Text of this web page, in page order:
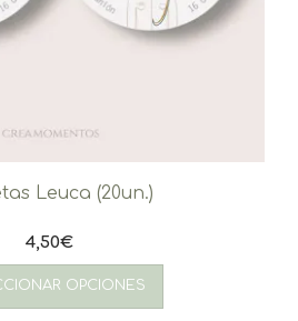
Leuca (20un.)
4,50€
OPCIONES